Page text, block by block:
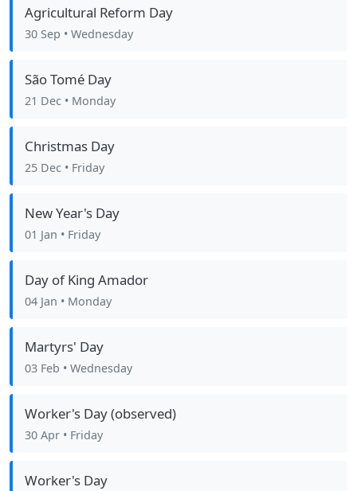
Agricultural Reform Day
30 Sep • Wednesday
São Tomé Day
21 Dec • Monday
Christmas Day
25 Dec • Friday
New Year's Day
01 Jan • Friday
Day of King Amador
04 Jan • Monday
Martyrs' Day
03 Feb • Wednesday
Worker's Day (observed)
30 Apr • Friday
Worker's Day